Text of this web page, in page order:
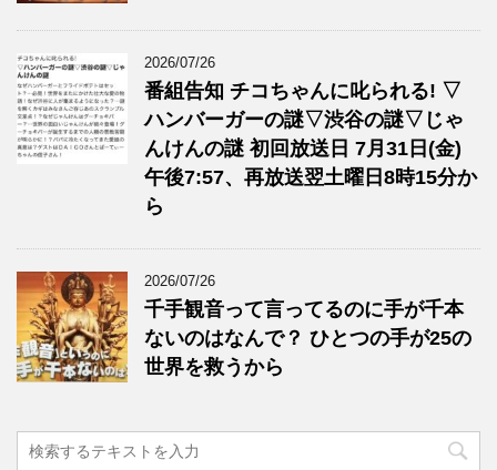
2026/07/26
番組告知 チコちゃんに叱られる! ▽
ハンバーガーの謎▽渋谷の謎▽じゃ
んけんの謎 初回放送日 7月31日(金)
午後7:57、再放送翌土曜日8時15分か
ら
2026/07/26
千手観音って言ってるのに手が千本
ないのはなんで？ ひとつの手が25の
世界を救うから